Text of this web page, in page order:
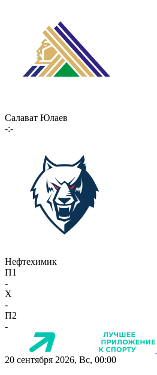
Салават Юлаев
-:-
Нефтехимик
П1
-
X
-
П2
-
20 сентября 2026, Вс, 00:00